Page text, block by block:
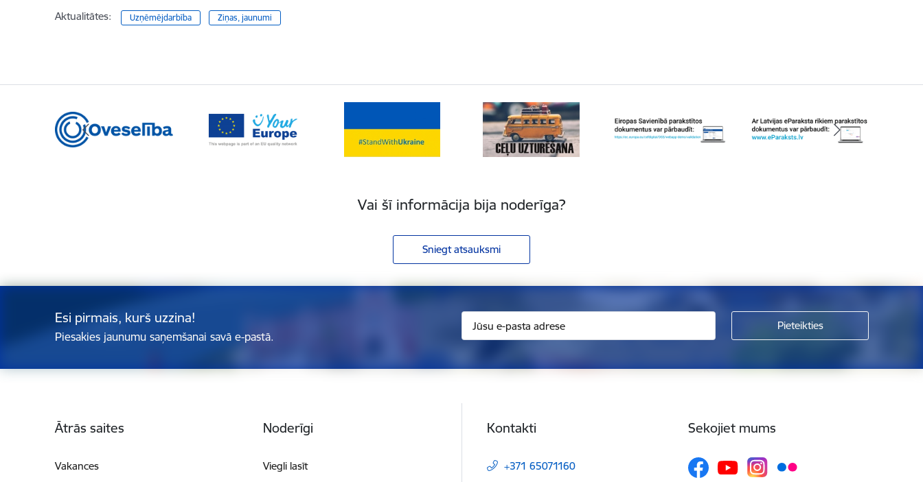
Aktualitātes: Uzņēmējdarbība Ziņas, jaunumi
Vai šī informācija bija noderīga?
Sniegt atsauksmi
Esi pirmais, kurš uzzina!
Piesakies jaunumu saņemšanai savā e-pastā.
Ātrās saites
Vakances
Noderīgi
Viegli lasīt
Kontakti
+371 65071160
Sekojiet mums